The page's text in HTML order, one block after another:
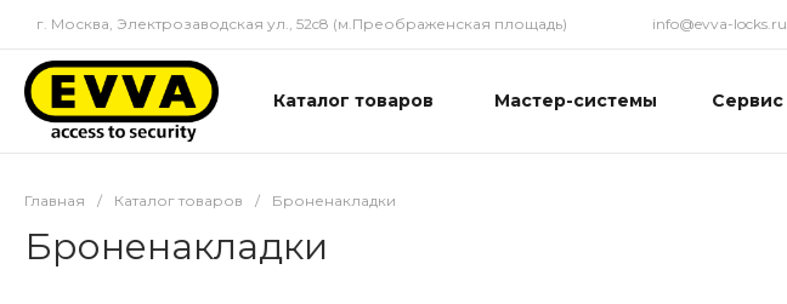
г. Москва, Электрозаводская ул., 52c8 (м.Преображенская площадь) info@evva-locks.ru
Каталог товаров Мастер-системы Сервис
Главная / Каталог товаров / Броненакладки
Броненакладки